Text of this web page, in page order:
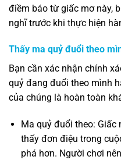
điềm báo từ giấc mơ này,
nghĩ trước khi thực hiện
Thấy ma quỷ đuổi theo
Bạn cần xác nhận chính
quỷ đang đuổi theo mình
của chúng là hoàn toàn
Ma quỷ đuổi theo:
thấy đơn điệu trong
phá hơn. Người chơi